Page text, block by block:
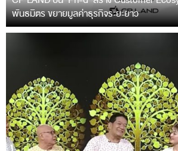
พันธมิตร ขยายมูลค่าธุรกิจระยะยาว